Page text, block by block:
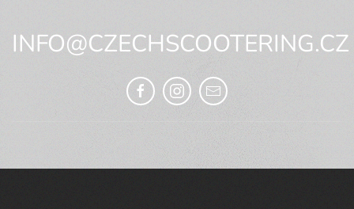
INFO@CZECHSCOOTERING.CZ